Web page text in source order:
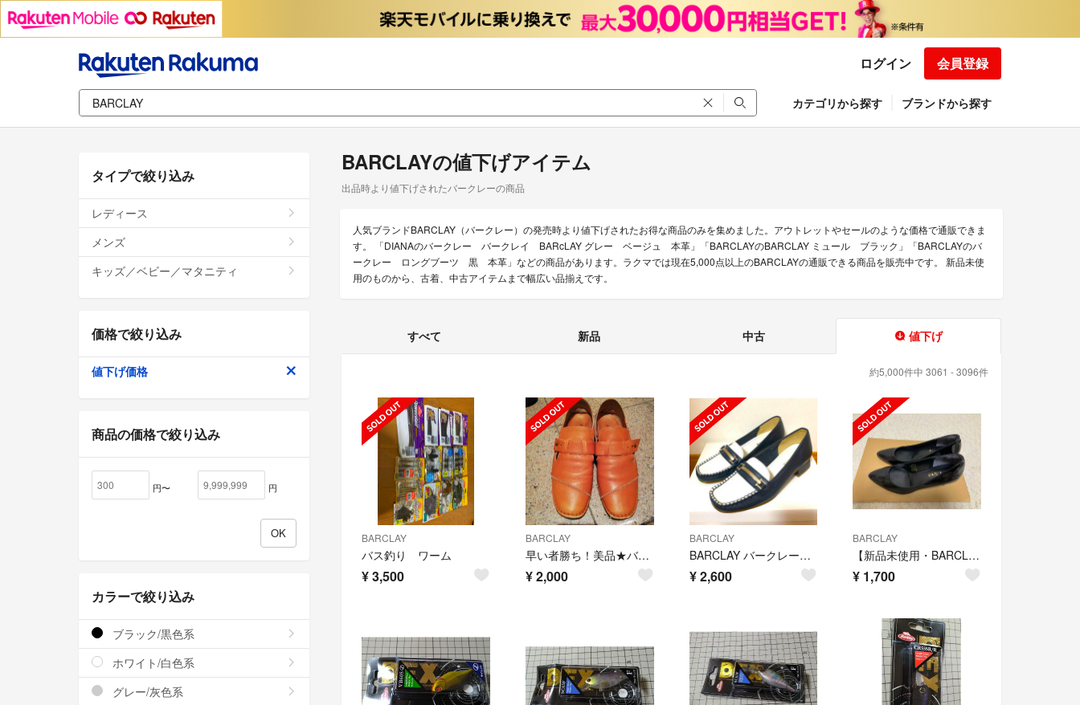
ログイン 会員登録
カテゴリから探す ブランドから探す
BARCLAYの値下げアイテム
出品時より値下げされたバークレーの商品
人気ブランドBARCLAY（バークレー）の発売時より値下げされたお得な商品のみを集めました。アウトレットやセールのような価格で通販できま
す。 「DIANAのバークレー バークレイ BARcLAY グレー ベージュ 本革」「BARCLAYのBARCLAY ミュール ブラック」「BARCLAYのバ
ークレー ロングブーツ 黒 本革」などの商品があります。ラクマでは現在5,000点以上のBARCLAYの通販できる商品を販売中です。 新品未使
用のものから、古着、中古アイテムまで幅広い品揃えです。
すべて 新品 中古 値下げ
約5,000件中 3061 - 3096件
BARCLAY
バス釣り ワーム
¥3,500
BARCLAY
早い者勝ち！美品★バークレー革靴
¥2,000
BARCLAY
BARCLAY バークレー ビットローファー
¥2,600
BARCLAY
【新品未使用・BARCLAY】黒パンプス
¥ 1,700
タイプで絞り込み
レディース
メンズ
キッズ／ベビー／マタニティ
価格で絞り込み
値下げ価格
商品の価格で絞り込み
円〜 円
カラーで絞り込み
ブラック/黒色系
ホワイト/白色系
グレー/灰色系